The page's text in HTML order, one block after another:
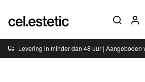
Levering in minder dan 48 uur | Aangeboden